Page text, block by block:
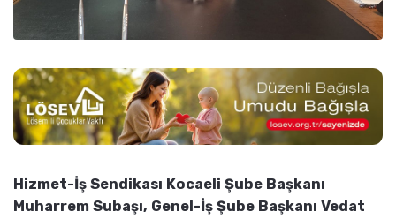
Hizmet-İş Sendikası Kocaeli Şube Başkanı
Muharrem Subaşı, Genel-İş Şube Başkanı Vedat